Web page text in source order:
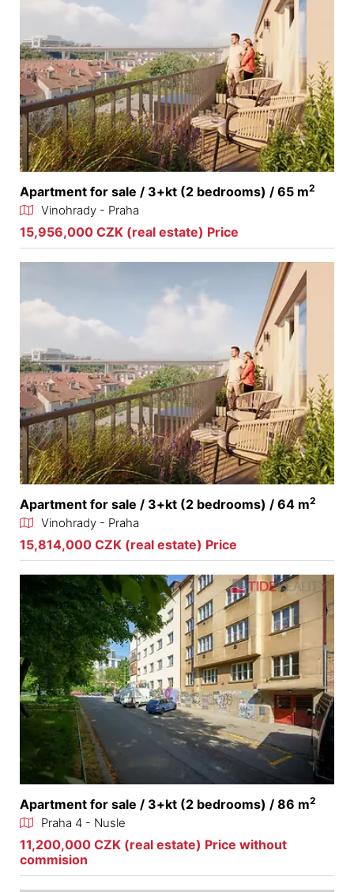
Apartment for sale / 3+kt (2 bedrooms) / 65 m2
Vinohrady - Praha
15,956,000 CZK (real estate) Price
Apartment for sale / 3+kt (2 bedrooms) / 64 m2
Vinohrady - Praha
15,814,000 CZK (real estate) Price
Apartment for sale / 3+kt (2 bedrooms) / 86 m2
Praha 4 - Nusle
11,200,000 CZK (real estate) Price without
commision